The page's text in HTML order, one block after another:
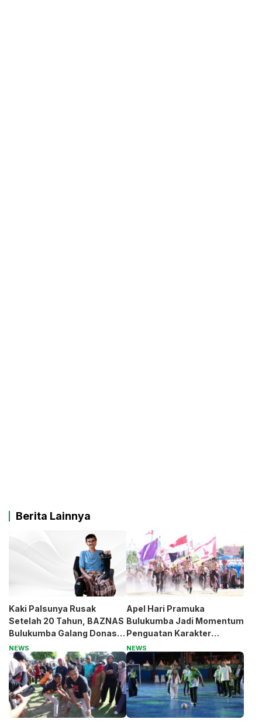
Berita Lainnya
Kaki Palsunya Rusak
Setelah 20 Tahun, BAZNAS
Bulukumba Galang Donasi
untuk Pak Pardi
NEWS
Apel Hari Pramuka
Bulukumba Jadi Momentum
Penguatan Karakter
Generasi Muda
NEWS